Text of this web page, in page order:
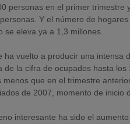
personas en el primer trimestre
Y el número de
se eleva ya a 1,3 millones.
ha vuelto a producir una intensa
de la cifra de ocupados hasta los
que en el trimestre
de 2007, momento de inicio
interesante ha sido el